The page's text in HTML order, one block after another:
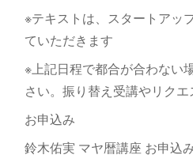
※テキストは、スタートアッ
ていただきます
※上記日程で都合が合わない
さい。振り替え受講やリクエ
お申込み
鈴木佑実 マヤ暦講座 お申込